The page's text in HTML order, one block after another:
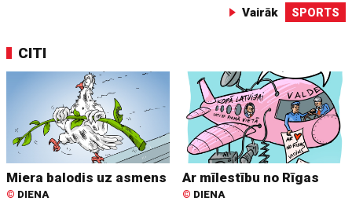
Vairāk SPORTS
CITI
Miera balodis uz asmens
© DIENA
Ar mīlestību no Rīgas
© DIENA